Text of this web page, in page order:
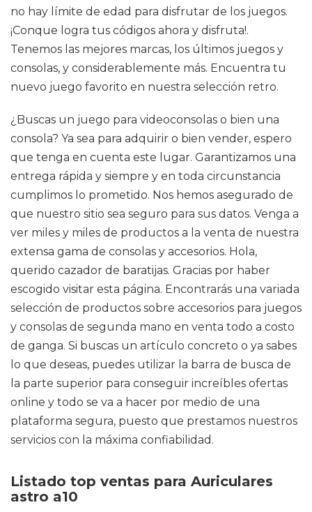
no hay límite de edad para disfrutar de los juegos.
¡Conque logra tus códigos ahora y disfruta!.
Tenemos las mejores marcas, los últimos juegos y
consolas, y considerablemente más. Encuentra tu
nuevo juego favorito en nuestra selección retro.
¿Buscas un juego para videoconsolas o bien una
consola? Ya sea para adquirir o bien vender, espero
que tenga en cuenta este lugar. Garantizamos una
entrega rápida y siempre y en toda circunstancia
cumplimos lo prometido. Nos hemos asegurado de
que nuestro sitio sea seguro para sus datos. Venga a
ver miles y miles de productos a la venta de nuestra
extensa gama de consolas y accesorios. Hola,
querido cazador de baratijas. Gracias por haber
escogido visitar esta página. Encontrarás una variada
selección de productos sobre accesorios para juegos
y consolas de segunda mano en venta todo a costo
de ganga. Si buscas un artículo concreto o ya sabes
lo que deseas, puedes utilizar la barra de busca de
la parte superior para conseguir increíbles ofertas
online y todo se va a hacer por medio de una
plataforma segura, puesto que prestamos nuestros
servicios con la máxima confiabilidad.
Listado top ventas para Auriculares
astro a10